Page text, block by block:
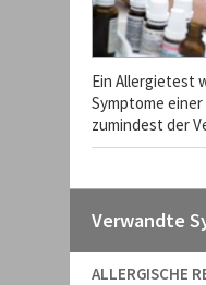
Ein Allergietest
Symptome
zumindest der
Verwandte
ALLERGISCHE